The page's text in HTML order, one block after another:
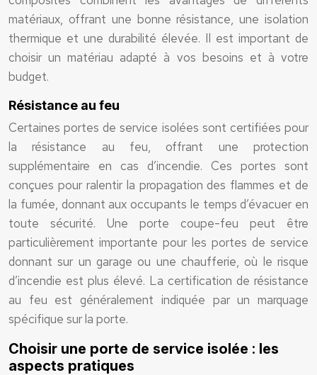
matériaux, offrant une bonne résistance, une isolation
thermique et une durabilité élevée. Il est important de
choisir un matériau adapté à vos besoins et à votre
budget.
Résistance au feu
Certaines portes de service isolées sont certifiées pour
la résistance au feu, offrant une protection
supplémentaire en cas d’incendie. Ces portes sont
conçues pour ralentir la propagation des flammes et de
la fumée, donnant aux occupants le temps d’évacuer en
toute sécurité. Une porte coupe-feu peut être
particulièrement importante pour les portes de service
donnant sur un garage ou une chaufferie, où le risque
d’incendie est plus élevé. La certification de résistance
au feu est généralement indiquée par un marquage
spécifique sur la porte.
Choisir une porte de service isolée : les
aspects pratiques